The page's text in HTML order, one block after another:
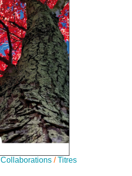
Collaborations /Titres